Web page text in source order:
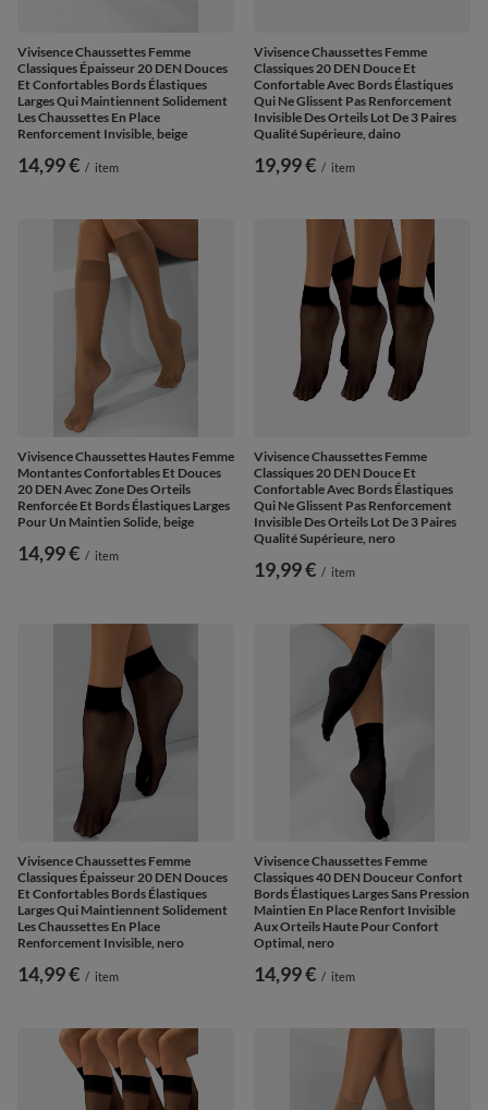
Vivisence Chaussettes Femme
Classiques Épaisseur 20 DEN Douces
Et Confortables Bords Élastiques
Larges Qui Maintiennent Solidement
Les Chaussettes En Place
Renforcement Invisible, beige
14,99 € / item
Vivisence Chaussettes Femme
Classiques 20 DEN Douce Et
Confortable Avec Bords Élastiques
Qui Ne Glissent Pas Renforcement
Invisible Des Orteils Lot De 3 Paires
Qualité Supérieure, daino
19,99 € / item
Vivisence Chaussettes Hautes Femme
Montantes Confortables Et Douces
20 DEN Avec Zone Des Orteils
Renforcée Et Bords Élastiques Larges
Pour Un Maintien Solide, beige
14,99 € / item
Vivisence Chaussettes Femme
Classiques 20 DEN Douce Et
Confortable Avec Bords Élastiques
Qui Ne Glissent Pas Renforcement
Invisible Des Orteils Lot De 3 Paires
Qualité Supérieure, nero
19,99 € / item
Vivisence Chaussettes Femme
Classiques Épaisseur 20 DEN Douces
Et Confortables Bords Élastiques
Larges Qui Maintiennent Solidement
Les Chaussettes En Place
Renforcement Invisible, nero
14,99 € / item
Vivisence Chaussettes Femme
Classiques 40 DEN Douceur Confort
Bords Élastiques Larges Sans Pression
Maintien En Place Renfort Invisible
Aux Orteils Haute Pour Confort
Optimal, nero
14,99 € / item